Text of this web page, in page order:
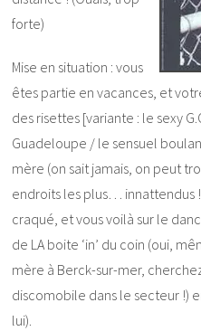
forte)
Mise en situation : vous
êtes partie en vacances, et
des risettes [variante : le sexy
Guadeloupe / le sensuel
mère (on sait jamais, on peut
endroits les plus… innattendus
craqué, et vous voilà sur le
de LA boite ‘in’ du coin (oui,
mère à Berck-sur-mer,
discomobile dans le secteur !)
lui).